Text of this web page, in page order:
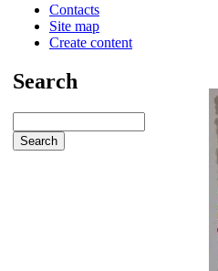
Contacts
Site map
Create content
Search